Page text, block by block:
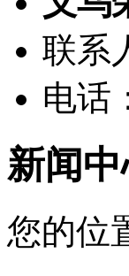
联系
电话
新闻
您的位